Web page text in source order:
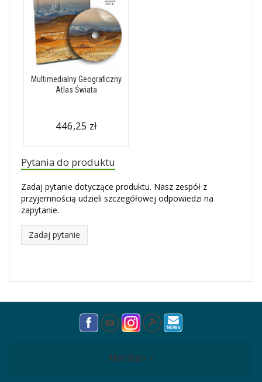
Multimedialny Geograficzny
Atlas Świata
446,25 zł
Pytania do produktu
Zadaj pytanie dotyczące produktu. Nasz zespół z
przyjemnością udzieli szczegółowej odpowiedzi na
zapytanie.
Zadaj pytanie
Meridian